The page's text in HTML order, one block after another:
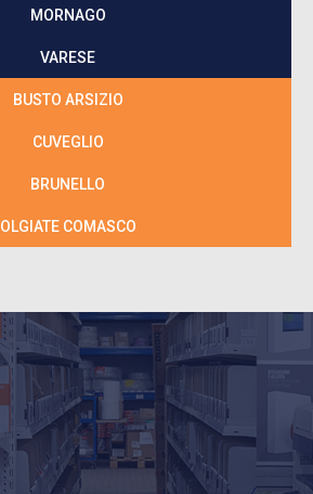
MORNAGO
VARESE
BUSTO ARSIZIO
CUVEGLIO
BRUNELLO
OLGIATE COMASCO